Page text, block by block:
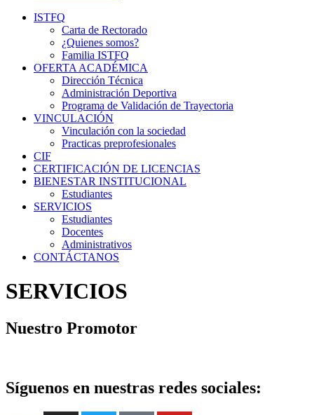
ISTFQ
Carta de Rectorado
¿Quienes somos?
Familia ISTFQ
OFERTA ACADÉMICA
Dirección Técnica
Administración Deportiva
Programa de Validación de Trayectoria
VINCULACIÓN
Vinculación con la sociedad
Practicas preprofesionales
CIF
CERTIFICACIÓN DE LICENCIAS
BIENESTAR INSTITUCIONAL
Estudiantes
SERVICIOS
Estudiantes
Docentes
Administrativos
CONTÁCTANOS
SERVICIOS
Nuestro Promotor
Síguenos en nuestras redes sociales: